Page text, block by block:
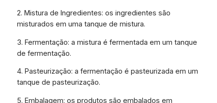
2. Mistura de Ingredientes: os ingredientes são
misturados em uma tanque de mistura.
3. Fermentação: a mistura é fermentada em um tanque
de fermentação.
4. Pasteurização: a fermentação é pasteurizada em um
tanque de pasteurização.
5. Embalagem: os produtos são embalados em